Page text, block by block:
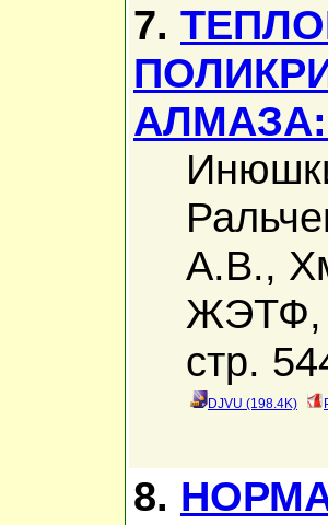
7.
А.В.,
ЖЭТФ,
стр.
DJVU (198.4K)
8.